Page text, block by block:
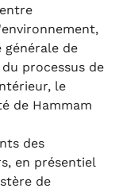
générale de
processus de
le
de Hammam
des
en présentiel
de